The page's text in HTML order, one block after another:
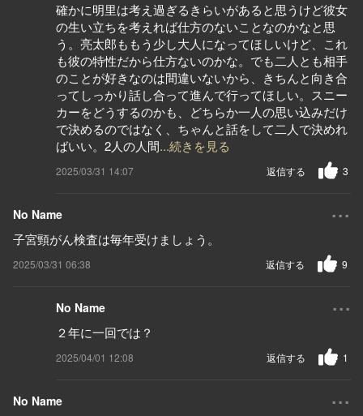
確かに明里は考え過ぎるきらいがあると思うけど彼女
の生い立ちを考えれば仕方のないことなのかなと思
う。亮太郎ももう少し大人になってほしいけど、これ
も彼の特性だから仕方ないのかな。でも二人とも相手
のことが好きなのは間違いないから、きちんと向き合
ってしっかり話し合って進んで行ってほしい。スニー
カーをどうするのかも、どちらか一人の思い込みだけ
で決めるのではなく、ちゃんと話をして二人で決めれ
ばいい。2人の人間...続きを見る
2025/03/31 14:07 3
返信する
No Name ...
子宮頸がん検査は毎年受けましょう。
2025/03/31 06:38 9
返信する
No Name ...
２年に一回では？
2025/04/01 12:08 1
返信する
No Name ...